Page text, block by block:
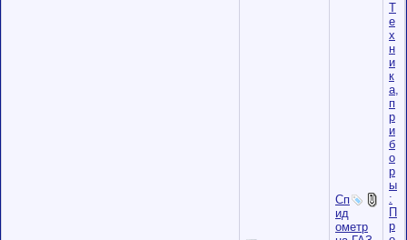
Сп
ид
ометр
Т
е
х
н
и
к
а,
п
р
и
б
о
р
ы
:
П
р